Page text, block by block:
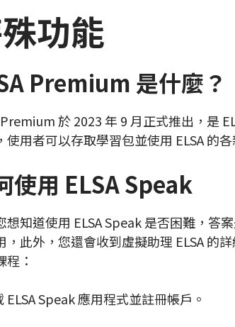
功能
Premium 是什麼？
Premium 於 2023 年 9 月正式推出，是
使用者可以存取學習包並使用 ELSA 的各
使用 ELSA Speak
想知道使用 ELSA Speak 是否困難，答
，此外，您還會收到虛擬助理 ELSA 的
程：
ELSA Speak 應用程式並註冊帳戶。